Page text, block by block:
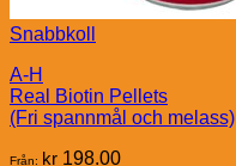
Snabbkoll
A-H
Real Biotin Pellets
(Fri spannmål och melass)
Från: kr 198.00